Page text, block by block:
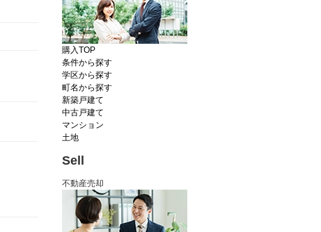
購入TOP
条件から探す
学区から探す
町名から探す
新築戸建て
中古戸建て
マンション
土地
Sell
不動産売却